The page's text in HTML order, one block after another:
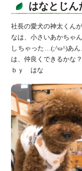
はなとじん
社長の愛犬の神太くん
なは、小さいあかちゃ
しちゃった…(;^ω^)あん
は、仲良くできるかな？
ｂｙ はな